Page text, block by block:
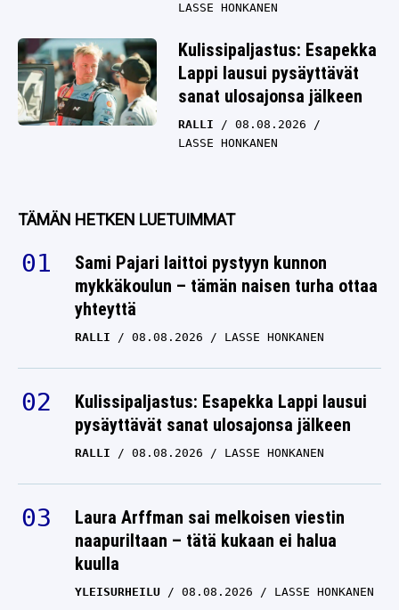
LASSE HONKANEN
Kulissipaljastus: Esapekka
Lappi lausui pysäyttävät
sanat ulosajonsa jälkeen
RALLI
08.08.2026
LASSE HONKANEN
TÄMÄN HETKEN LUETUIMMAT
Sami Pajari laittoi pystyyn kunnon
mykkäkoulun – tämän naisen turha ottaa
yhteyttä
RALLI 08.08.2026 LASSE HONKANEN
Kulissipaljastus: Esapekka Lappi lausui
pysäyttävät sanat ulosajonsa jälkeen
RALLI 08.08.2026 LASSE HONKANEN
Laura Arffman sai melkoisen viestin
naapuriltaan – tätä kukaan ei halua
kuulla
YLEISURHEILU 08.08.2026 LASSE HONKANEN